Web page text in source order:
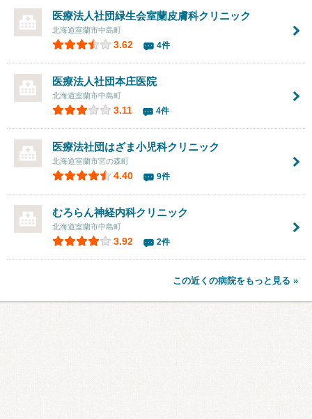
医療法人社団緑生会室蘭皮膚科クリニック
北海道室蘭市中島町
3.62 4件
医療法人社団本庄医院
北海道室蘭市中島町
3.11 4件
医療法社団はざま小児科クリニック
北海道室蘭市宮の森町
4.40 9件
むろらん神経内科クリニック
北海道室蘭市中島町
3.92 2件
この近くの病院をもっと見る »